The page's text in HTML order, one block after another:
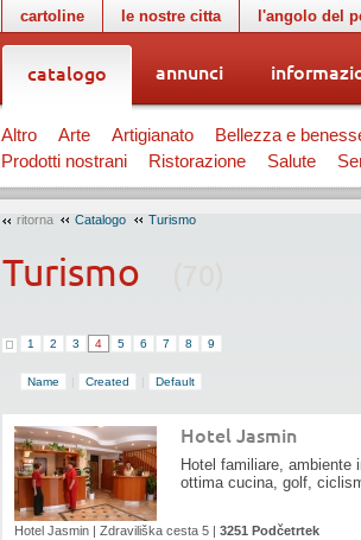
cartoline le nostre citta l'angolo del
catalogo annunci
Altro Arte Artigianato Bellezza e
Prodotti nostrani
Ristorazione Salute
ritorna Catalogo Turismo
Turismo
1 2 3 4 5 6 7 8 9
Name Created Default
Hotel Jasmin
Hotel familiare, ambiente
ottima cucina, golf,
Hotel Jasmin Zdraviliška cesta 5 3251 Podčetrtek